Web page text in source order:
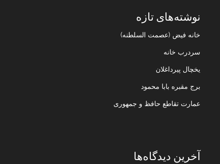
نوشته‌های تازه
خانه فیض (عصمت السلطنه)
سردرب خانه
یخچال پیرداغلان
برج مقبره بابا محمود
عمارت تقاطع حافظ و جمهوری
آخرین دیدگاه‌ها